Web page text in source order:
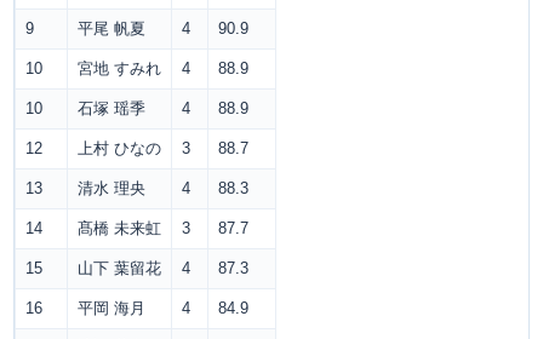
9 平尾 帆夏 4 90.9
10 宮地 すみれ 4 88.9
10 石塚 瑶季 4 88.9
12 上村 ひなの 3 88.7
13 清水 理央 4 88.3
14 髙橋 未来虹 3 87.7
15 山下 葉留花 4 87.3
16 平岡 海月 4 84.9